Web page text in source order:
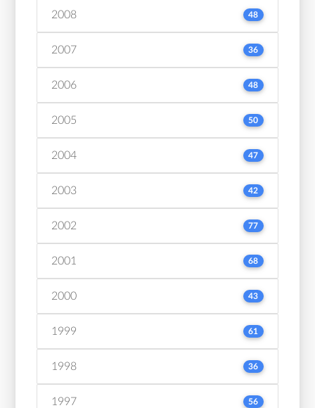
2008 48
2007 36
2006 48
2005 50
2004 47
2003 42
2002 77
2001 68
2000 43
1999 61
1998 36
1997 56